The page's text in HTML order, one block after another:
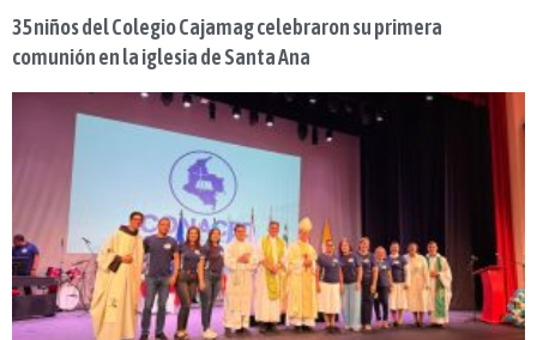
35 niños del Colegio Cajamag celebraron su primera
comunión en la iglesia de Santa Ana